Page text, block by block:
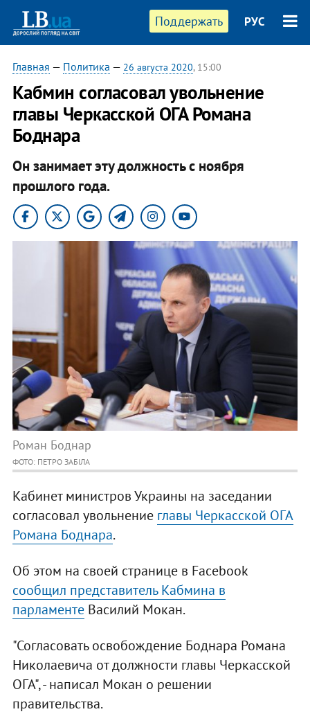
Поддержать РУС
Главная — Политика — 26 августа 2020, 15:00
Кабмин согласовал увольнение
главы Черкасской ОГА Романа
Боднара
Он занимает эту должность с ноября
прошлого года.
Роман Боднар
ФОТО: ПЕТРО ЗАБІЛА
Кабинет министров Украины на заседании
согласовал увольнение главы Черкасской ОГА
Романа Боднара.
Об этом на своей странице в Facebook
сообщил представитель Кабмина в
парламентеВасилий Мокан.
"Согласовать освобождение Боднара Романа
Николаевича от должности главы Черкасской
ОГА", - написал Мокан о решении
правительства.